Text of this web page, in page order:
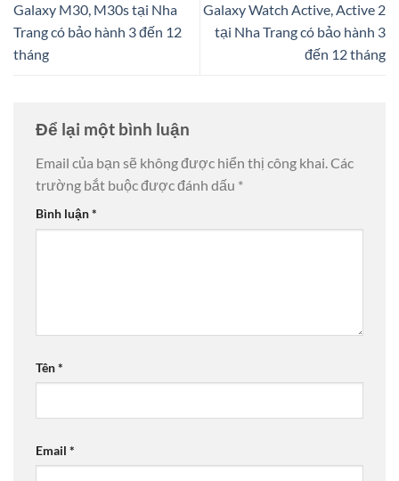
Galaxy M30, M30s tại Nha
Trang có bảo hành 3 đến 12
tháng
Galaxy Watch Active, Active 2
tại Nha Trang có bảo hành 3
đến 12 tháng
Để lại một bình luận
Email của bạn sẽ không được hiển thị công khai.Các
trường bắt buộc được đánh dấu *
Bình luận*
Tên*
Email *